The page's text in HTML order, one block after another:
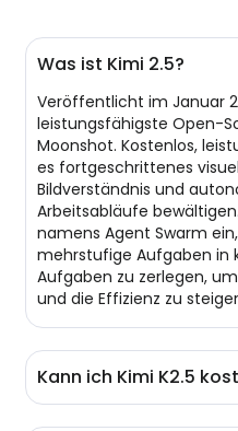
Was ist Kimi 2.5?
Veröffentlicht im Januar
leistungsfähigste Open-
Moonshot. Kostenlos,
es fortgeschrittenes
Bildverständnis und
Arbeitsabläufe
namens Agent Swarm
mehrstufige Aufgaben in
Aufgaben zu zerlegen,
und die Effizienz zu
Kann ich Kimi K2.5